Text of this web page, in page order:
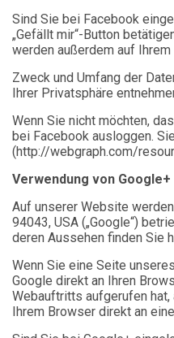
Sind Sie bei Facebook
„Gefällt mir“-Button
werden außerdem auf
Zweck und Umfang der
Ihrer Privatsphäre
Wenn Sie nicht möchten,
bei Facebook ausloggen.
(http://webgraph.com/
Verwendung von
Auf unserer Website
94043, USA („Google“)
deren Aussehen finden Sie
Wenn Sie eine Seite
Google direkt an Ihren
Webauftritts aufgerufen
Ihrem Browser direkt an